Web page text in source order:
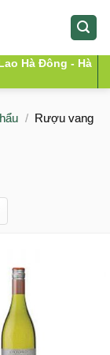
Hà Đông - Hà
/ Rượu vang